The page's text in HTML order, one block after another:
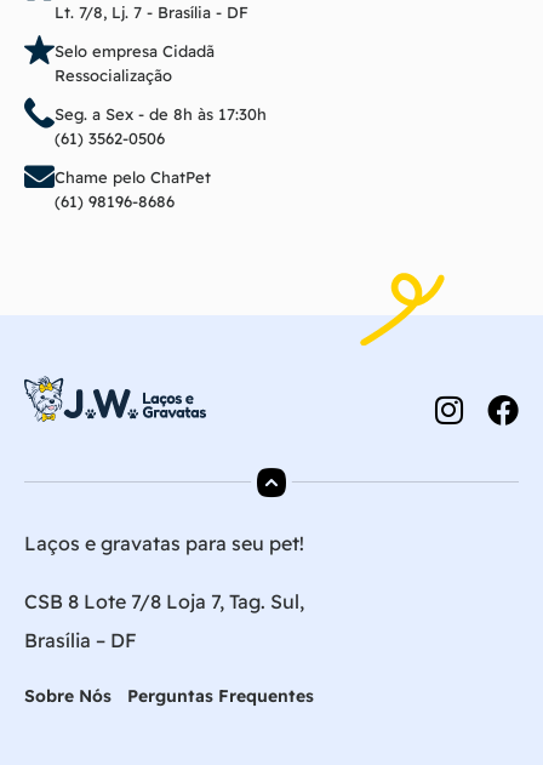
Lt. 7/8, Lj. 7 - Brasília - DF
Selo empresa Cidadã
Ressocialização
Seg. a Sex - de 8h às 17:30h
(61) 3562-0506
Chame pelo ChatPet
(61) 98196-8686
Laços e gravatas para seu pet!
CSB 8 Lote 7/8 Loja 7, Tag. Sul,
Brasília – DF
Sobre Nós Perguntas Frequentes